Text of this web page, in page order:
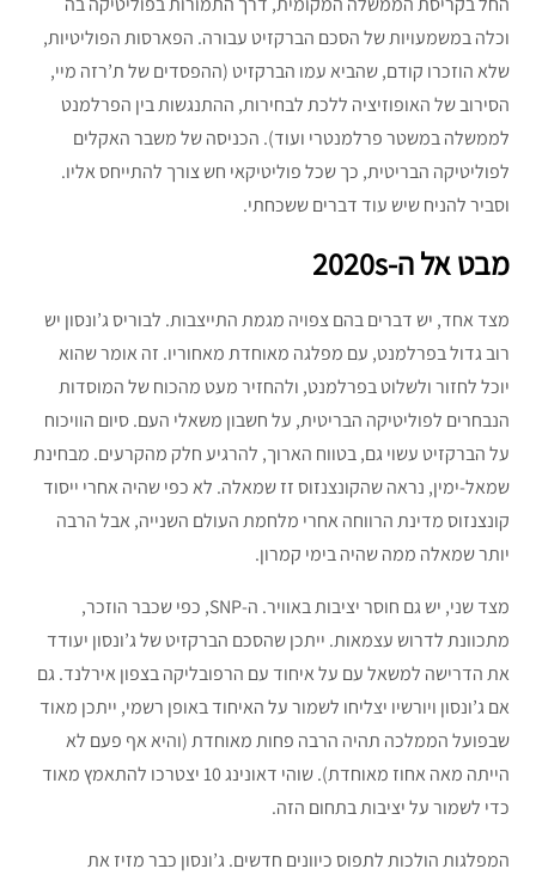
וכלה במשמעויות של הסכם הברקזיט עבורה. הפארסות הפוליטיות,
שלא הוזכרו קודם, שהביא עמו הברקזיט (ההפסדים של ת’רזה מיי,
הסירוב של האופוזיציה ללכת לבחירות, ההתנגשות בין הפרלמנט
לממשלה במשטר פרלמנטרי ועוד). הכניסה של משבר האקלים
לפוליטיקה הבריטית, כך שכל פוליטיקאי חש צורך להתייחס אליו.
וסביר להניח שיש עוד דברים ששכחתי.
מבט אל ה-2020s
מצד אחד, יש דברים בהם צפויה מגמת התייצבות. לבוריס ג’ונסון יש
רוב גדול בפרלמנט, עם מפלגה מאוחדת מאחוריו. זה אומר שהוא
יוכל לחזור ולשלוט בפרלמנט, ולהחזיר מעט מהכוח של המוסדות
הנבחרים לפוליטיקה הבריטית, על חשבון משאלי העם. סיום הוויכוח
על הברקזיט עשוי גם, בטווח הארוך, להרגיע חלק מהקרעים. מבחינת
שמאל-ימין, נראה שהקונצנזוס זז שמאלה. לא כפי שהיה אחרי ייסוד
קונצנזוס מדינת הרווחה אחרי מלחמת העולם השנייה, אבל הרבה
יותר שמאלה ממה שהיה בימי קמרון.
מצד שני, יש גם חוסר יציבות באוויר. ה-SNP, כפי שכבר הוזכר,
מתכוונת לדרוש עצמאות. ייתכן שהסכם הברקזיט של ג’ונסון יעודד
את הדרישה למשאל עם על איחוד עם הרפובליקה בצפון אירלנד. גם
אם ג’ונסון ויורשיו יצליחו לשמור על האיחוד באופן רשמי, ייתכן מאוד
שבפועל הממלכה תהיה הרבה פחות מאוחדת (והיא אף פעם לא
הייתה מאה אחוז מאוחדת). שוהי דאונינג 10 יצטרכו להתאמץ מאוד
כדי לשמור על יציבות בתחום הזה.
המפלגות הולכות לתפוס כיוונים חדשים. ג’ונסון כבר מזיז את